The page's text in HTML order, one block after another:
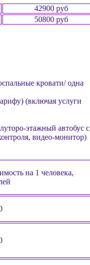
42900 руб
50800 руб
кровати/ одна
(включая услуги
этажный автобус с
видео-монитор)
на 1 человека,